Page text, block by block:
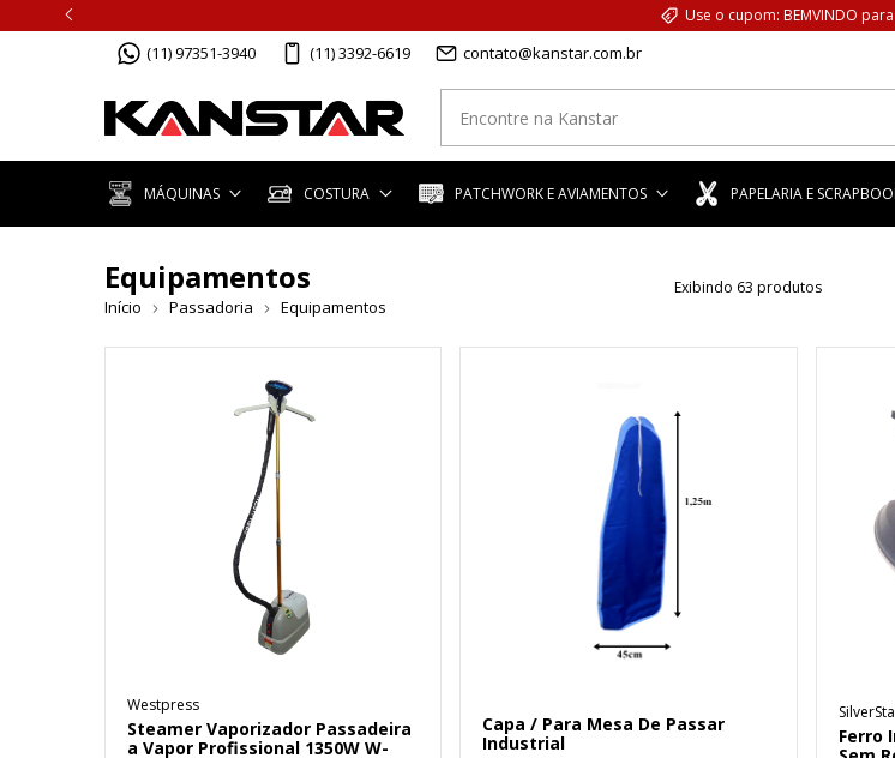
Use o cupom: BEMVINDO
(11) 97351-3940 (11) 3392-6619 contato@kanstar.com.br
MÁQUINAS COSTURA PATCHWORK E AVIAMENTOS PAPELARIA E
Equipamentos
Início Passadoria Equipamentos
Exibindo 63 produtos
Westpress
Steamer Vaporizador Passadeira
a Vapor Profissional 1350W W-
Capa / Para Mesa De Passar
Industrial
Ferro